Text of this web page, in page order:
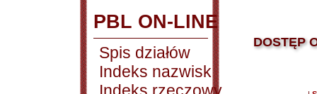
PBL ON-LINE
Spis działów
Indeks nazwisk
DOSTĘP